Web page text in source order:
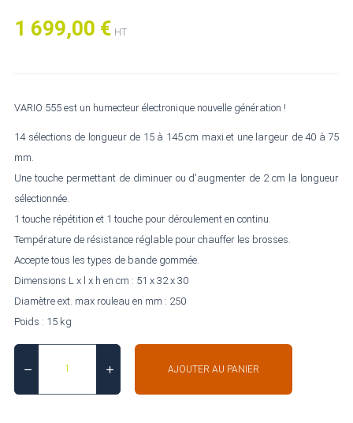
1 699,00 € HT
VARIO 555 est un humecteur électronique nouvelle génération !
14 sélections de longueur de 15 à 145 cm maxi et une largeur de 40 à 75
mm.
Une touche permettant de diminuer ou d'augmenter de 2 cm la longueur
sélectionnée.
1 touche répétition et 1 touche pour déroulement en continu.
Température de résistance réglable pour chauffer les brosses.
Accepte tous les types de bande gommée.
Dimensions L x l x h en cm : 51 x 32 x 30
Diamètre ext. max rouleau en mm : 250
Poids : 15 kg
AJOUTER AU PANIER